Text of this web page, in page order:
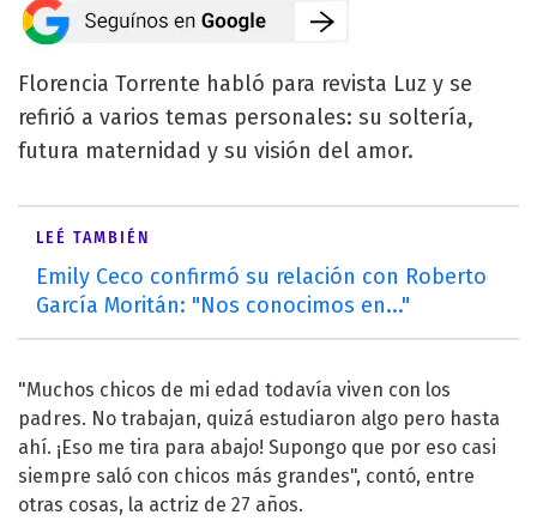
Florencia Torrente habló para revista Luz y se
refirió a varios temas personales: su soltería,
futura maternidad y su visión del amor.
LEÉ TAMBIÉN
Emily Ceco confirmó su relación con Roberto
García Moritán: "Nos conocimos en..."
"Muchos chicos de mi edad todavía viven con los
padres. No trabajan, quizá estudiaron algo pero hasta
ahí. ¡Eso me tira para abajo! Supongo que por eso casi
siempre saló con chicos más grandes", contó, entre
otras cosas, la actriz de 27 años.